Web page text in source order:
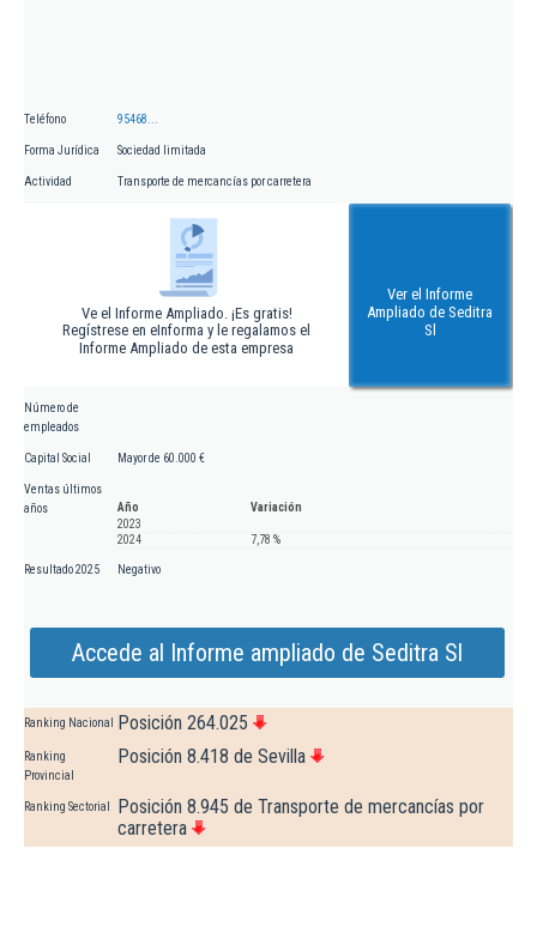
Teléfono 95468...
Forma Jurídica Sociedad limitada
Actividad Transporte de mercancías por carretera
Ve el Informe Ampliado. ¡Es gratis!
Regístrese en eInforma y le regalamos el
Informe Ampliado de esta empresa
Ver el Informe
Ampliado de Seditra
Sl
Número de
empleados
Capital Social Mayor de 60.000 €
Ventas últimos
años
Año
Variación
2023
2024
7,78 %
Resultado 2025 Negativo
Accede al Informe ampliado de Seditra Sl
Ranking Nacional Posición 264.025
Ranking
Provincial
Posición 8.418 de Sevilla
Ranking Sectorial
Posición 8.945 de Transporte de mercancías por
carretera